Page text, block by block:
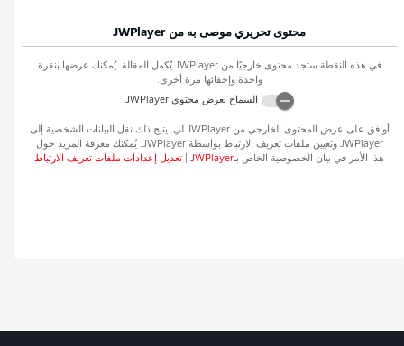
محتوى تحريري موصى به من JWPlayer
في هذه النقطة ستجد محتوى خارجيًا منJWPlayer يُكمل المقالة. يُمكنك عرضها بنقرة
واحدة وإخفائها مرة أخرى.
السماح بعرض محتوىJWPlayer
أوافق على عرض المحتوى الخارجي منJWPlayer لي. يتيح ذلك نقل البيانات الشخصية إلى
JWPlayer وتعيين ملفات تعريف الارتباط بواسطةJWPlayer. يُمكنك معرفة المزيد حول
هذا الأمر في بيان الخصوصية الخاص بـJWPlayer تعديل إعدادات ملفات تعريف الارتباط